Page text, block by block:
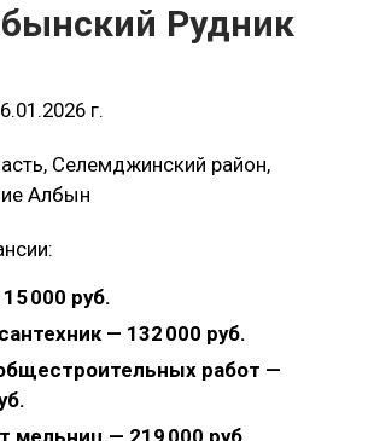
Рудник
г.
Селемджинский район,
Албын
000 руб.
— 132 000 руб.
работ —
мельниц — 219 000 руб.